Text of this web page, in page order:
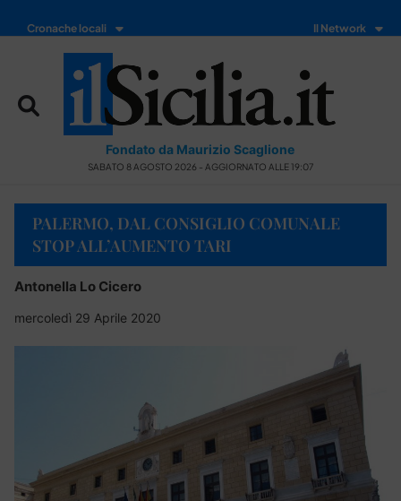
Cronache locali Il Network
Fondato da Maurizio Scaglione
SABATO 8 AGOSTO 2026 - AGGIORNATO ALLE 19:07
PALERMO, DAL CONSIGLIO COMUNALE
STOP ALL’AUMENTO TARI
Antonella Lo Cicero
mercoledì 29 Aprile 2020